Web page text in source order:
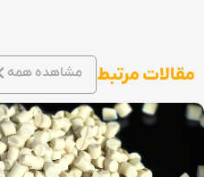
مقالات مرتبط مشاهده همه